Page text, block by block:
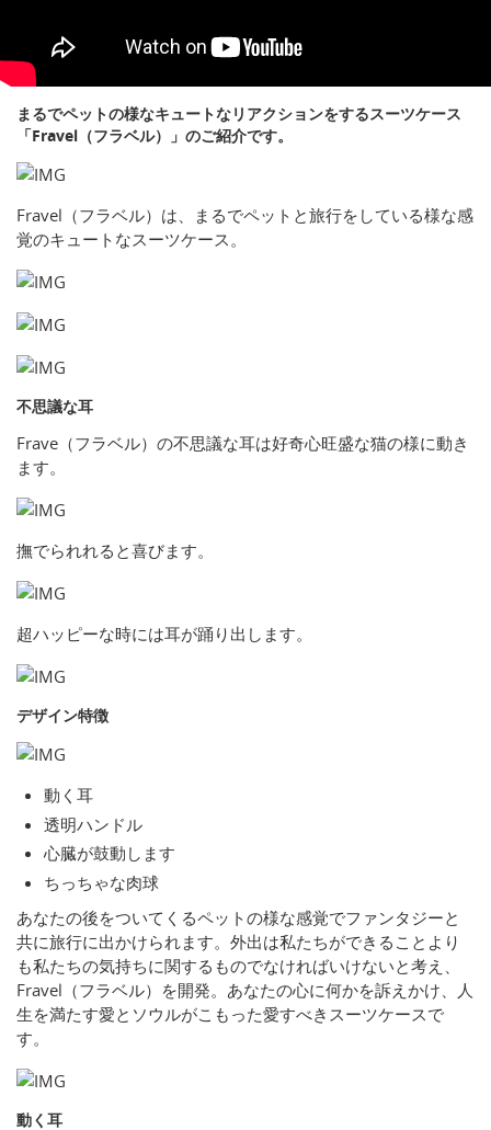
まるでペットの様なキュートなリアクションをするスーツケース
「Fravel（フラベル）」のご紹介です。
Fravel（フラベル）は、まるでペットと旅行をしている様な感
覚のキュートなスーツケース。
不思議な耳
Frave（フラベル）の不思議な耳は好奇心旺盛な猫の様に動き
ます。
撫でられれると喜びます。
超ハッピーな時には耳が踊り出します。
デザイン特徴
動く耳
透明ハンドル
心臓が鼓動します
ちっちゃな肉球
あなたの後をついてくるペットの様な感覚でファンタジーと
共に旅行に出かけられます。外出は私たちができることより
も私たちの気持ちに関するものでなければいけないと考え、
Fravel（フラベル）を開発。あなたの心に何かを訴えかけ、人
生を満たす愛とソウルがこもった愛すべきスーツケースで
す。
動く耳